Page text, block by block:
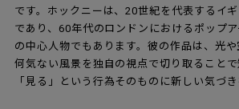
です。ホックニーは、20世紀を代表するイ
であり、60年代のロンドンにおけるポップ
の中心人物でもあります。彼の作品は、光
何気ない風景を独自の視点で切り取ること
「見る」という行為そのものに新しい気づき